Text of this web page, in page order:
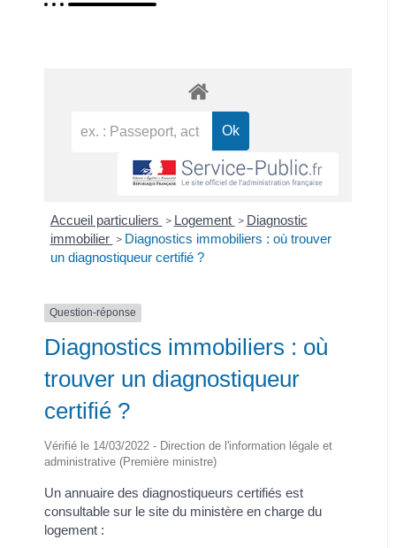
Accueil particuliers > Logement > Diagnostic
immobilier > Diagnostics immobiliers : où trouver
un diagnostiqueur certifié ?
Question-réponse
Diagnostics immobiliers : où
trouver un diagnostiqueur
certifié ?
Vérifié le 14/03/2022 - Direction de l'information légale et
administrative (Première ministre)
Un annuaire des diagnostiqueurs certifiés est
consultable sur le site du ministère en charge du
logement :